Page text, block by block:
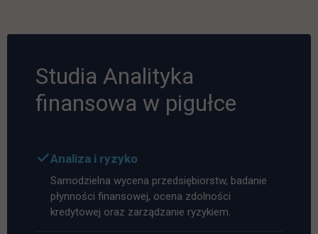
Studia Analityka
finansowa w pigułce
Analiza i ryzyko
Samodzielna wycena przedsiębiorstw, badanie
płynności finansowej, ocena zdolności
kredytowej oraz zarządzanie ryzykiem.